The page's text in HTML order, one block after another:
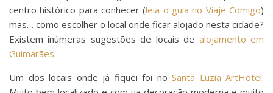
centro histórico para conhecer (leia o guia no Viaje Comigo)
mas… como escolher o local onde ficar alojado nesta cidade?
Existem inúmeras sugestões de locais de alojamento em
Guimarães.
Um dos locais onde já fiquei foi no Santa Luzia ArtHotel.